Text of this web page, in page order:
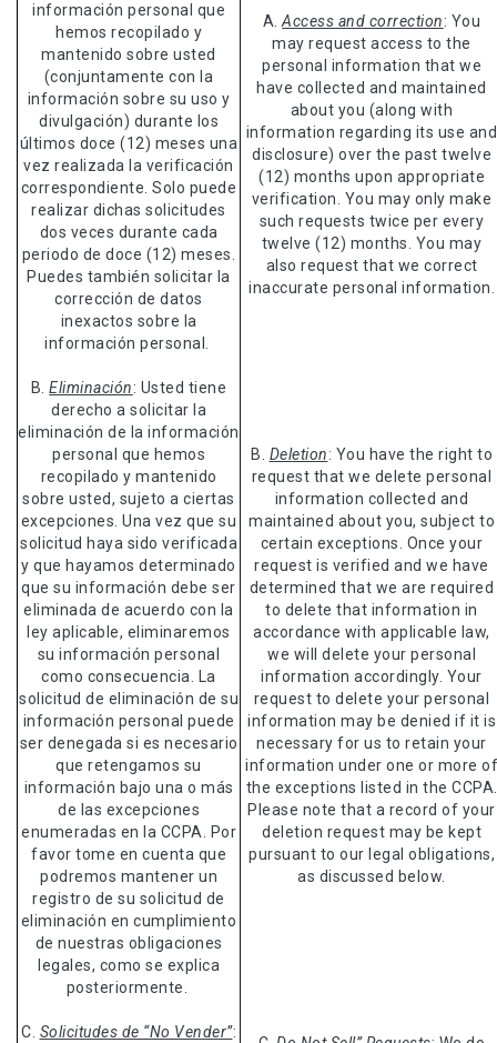
información personal que
hemos recopilado y
mantenido sobre usted
(conjuntamente con la
información sobre su uso y
divulgación) durante los
últimos doce (12) meses una
vez realizada la verificación
correspondiente. Solo puede
realizar dichas solicitudes
dos veces durante cada
periodo de doce (12) meses.
Puedes también solicitar la
corrección de datos
inexactos sobre la
información personal.
A.Access and correction: You
may request access to the
personal information that we
have collected and maintained
about you (along with
information regarding its use and
disclosure) over the past twelve
(12) months upon appropriate
verification. You may only make
such requests twice per every
twelve (12) months. You may
also request that we correct
inaccurate personal information.
B.Eliminación: Usted tiene
derecho a solicitar la
eliminación de la información
personal que hemos
recopilado y mantenido
sobre usted, sujeto a ciertas
excepciones. Una vez que su
solicitud haya sido verificada
y que hayamos determinado
que su información debe ser
eliminada de acuerdo con la
ley aplicable, eliminaremos
su información personal
como consecuencia. La
solicitud de eliminación de su
información personal puede
ser denegada si es necesario
que retengamos su
información bajo una o más
de las excepciones
enumeradas en la CCPA. Por
favor tome en cuenta que
podremos mantener un
registro de su solicitud de
eliminación en cumplimiento
de nuestras obligaciones
legales, como se explica
posteriormente.
B. Deletion: You have the right to
request that we delete personal
information collected and
maintained about you, subject to
certain exceptions. Once your
request is verified and we have
determined that we are required
to delete that information in
accordance with applicable law,
we will delete your personal
information accordingly. Your
request to delete your personal
information may be denied if it is
necessary for us to retain your
information under one or more of
the exceptions listed in the CCPA.
Please note that a record of your
deletion request may be kept
pursuant to our legal obligations,
as discussed below.
C. Solicitudes de “No Vender”: